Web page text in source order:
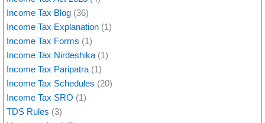
Income Tax Blog (36)
Income Tax Explanation (1)
Income Tax Forms (1)
Income Tax Nirdeshika (1)
Income Tax Paripatra (1)
Income Tax Schedules (20)
Income Tax SRO (1)
TDS Rules (3)